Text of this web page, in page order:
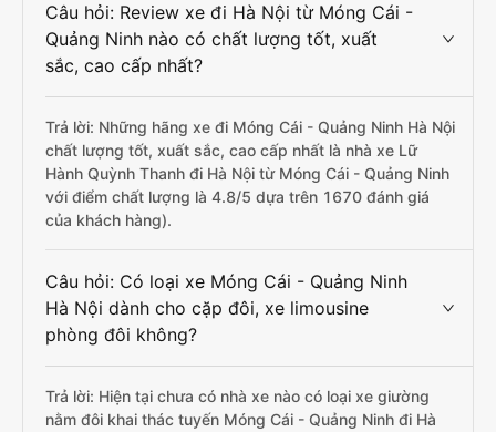
Câu hỏi: Review xe đi Hà Nội từ Móng Cái -
Quảng Ninh nào có chất lượng tốt, xuất
sắc, cao cấp nhất?
Trả lời: Những hãng xe đi Móng Cái - Quảng Ninh Hà Nội
chất lượng tốt, xuất sắc, cao cấp nhất là nhà xe Lữ
Hành Quỳnh Thanh đi Hà Nội từ Móng Cái - Quảng Ninh
với điểm chất lượng là 4.8/5 dựa trên 1670 đánh giá
của khách hàng).
Câu hỏi: Có loại xe Móng Cái - Quảng Ninh
Hà Nội dành cho cặp đôi, xe limousine
phòng đôi không?
Trả lời: Hiện tại chưa có nhà xe nào có loại xe giường
nằm đôi khai thác tuyến Móng Cái - Quảng Ninh đi Hà